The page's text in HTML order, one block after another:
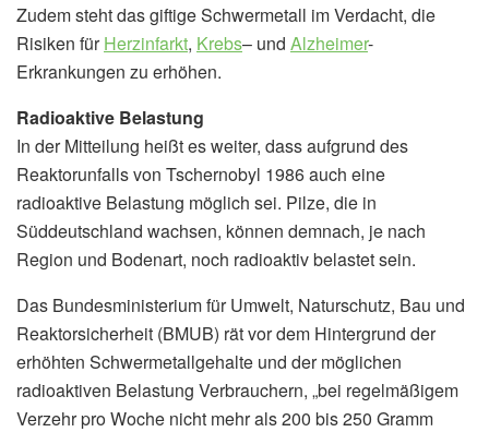
Zudem steht das giftige Schwermetall im Verdacht, die
Risiken fürHerzinfarkt, Krebs– und Alzheimer-
Erkrankungen zu erhöhen.
Radioaktive Belastung
In der Mitteilung heißt es weiter, dass aufgrund des
Reaktorunfalls von Tschernobyl 1986 auch eine
radioaktive Belastung möglich sei. Pilze, die in
Süddeutschland wachsen, können demnach, je nach
Region und Bodenart, noch radioaktiv belastet sein.
Das Bundesministerium für Umwelt, Naturschutz, Bau und
Reaktorsicherheit (BMUB) rät vor dem Hintergrund der
erhöhten Schwermetallgehalte und der möglichen
radioaktiven Belastung Verbrauchern, „bei regelmäßigem
Verzehr pro Woche nicht mehr als 200 bis 250 Gramm